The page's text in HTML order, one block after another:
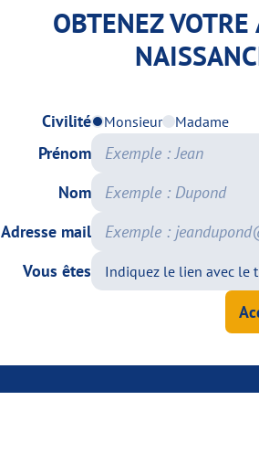
OBTENEZ VOTRE
Civilité Monsieur Madame
Prénom
Nom
Adresse mail
Vous êtes